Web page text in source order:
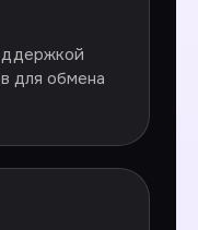
для обмена